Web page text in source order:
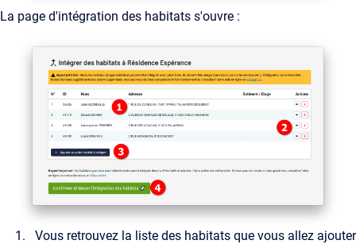
La page d'intégration des habitats s'ouvre :
Vous retrouvez la liste des habitats que vous allez ajouter